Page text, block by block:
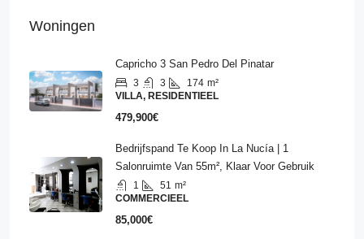
Woningen
Capricho 3 San Pedro Del Pinatar
3 3 174 m²
VILLA, RESIDENTIEEL
479,900€
Bedrijfspand Te Koop In La Nucía | 1
Salonruimte Van 55m², Klaar Voor Gebruik
1 51 m²
COMMERCIEEL
85,000€